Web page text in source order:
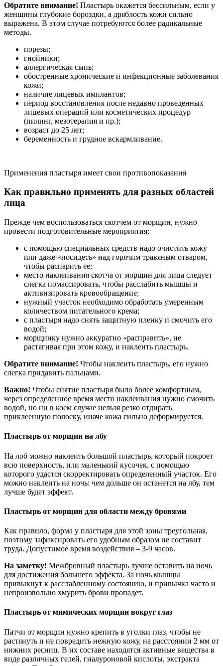
Обратите внимание! Пластырь окажется бессильным, если у
женщины глубокие бороздки, а дряблость кожи сильно
выражена. В этом случае потребуются более радикальные
методы.
порезы;
гнойники;
аллергическая сыпь;
обостренные хронические и инфекционные заболевания
кожи;
наличие лицевых имплантов;
период восстановления после недавно проведенных
лицевых операций или косметических процедур
(пилинг, мезотерапия и пр.);
возраст до 25 лет;
беременность и грудное вскармливание.
Применения пластыря имеет свои противопоказания
Как правильно применять для разных областей
лица
Прежде чем воспользоваться скотчем от морщин, нужно
провести подготовительные мероприятия:
с помощью специальных средств надо очистить кожу
или даже «посидеть» над горячим травяным отваром,
чтобы распарить ее;
место наклеивания скотча от морщин для лица следует
слегка помассировать, чтобы расслабить мышцы и
активизировать кровообращение;
нужный участок необходимо обработать умеренным
количеством питательного крема;
с пластыря надо снять защитную пленку и смочить его
водой;
морщинку нужно аккуратно «расправить», не
растягивая при этом кожу, и наклеить пластырь.
Обратите внимание! Чтобы наклеить пластырь, его нужно
слегка придавить пальцами.
Важно! Чтобы снятие пластыря было более комфортным,
через определенное время место наклеивания нужно смочить
водой, но ни в коем случае нельзя резко отдирать
приклеенную полоску, иначе кожа сильно деформируется.
Пластырь от морщин на лбу
На лоб можно наклеить большой пластырь, который покроет
всю поверхность, или маленький кусочек, с помощью
которого удастся скорректировать определенный участок. Его
можно наклеить на ночь: чем дольше он останется на лбу, тем
лучше будет эффект.
Пластырь от морщин для области между бровями
Как правило, форма у пластыря для этой зоны треугольная,
поэтому зафиксировать его удобным образом не составит
труда. Допустимое время воздействия – 3-9 часов.
На заметку! Межбровный пластырь лучше оставить на ночь
для достижения большего эффекта. За ночь мышцы
привыкнут к расслабленному состоянию, и привычка часто и
непроизвольно хмурить брови пропадет.
Пластырь от мимических морщин вокруг глаз
Патчи от морщин нужно крепить в уголки глаз, чтобы не
растянуть и не повредить нежную кожу, на расстоянии 2 мм от
нижних ресниц. В их составе находятся активные вещества в
виде различных гелей, гиалуроновой кислоты, экстракта